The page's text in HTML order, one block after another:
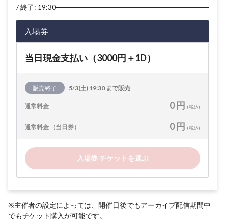
終了: 19:30
入場券
当日現金支払い（3000円＋1D）
販売終了 5/3(土) 19:30 まで販売
通常料金 0 円 (税込)
通常料金 （当日券） 0 円 (税込)
入場券 チケットを選ぶ
※主催者の設定によっては、開催日後でもアーカイブ配信期間中
でもチケット購入が可能です。